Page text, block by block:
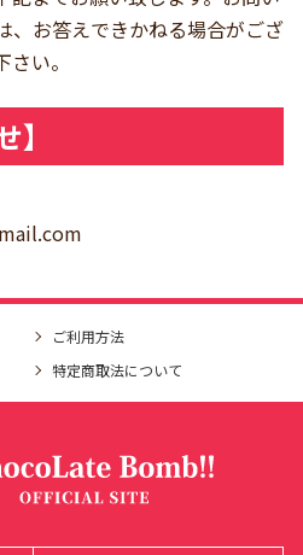
、お答えできかねる場合がござ
い。
】
ご利用方法
特定商取法について